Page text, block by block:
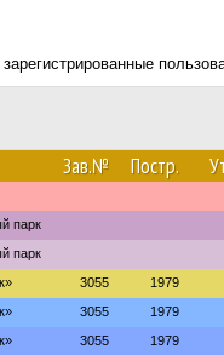
Зав.№ Постр.
парк
парк
3055 1979
3055 1979
3055 1979